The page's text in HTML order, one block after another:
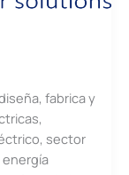
fabrica y
sector